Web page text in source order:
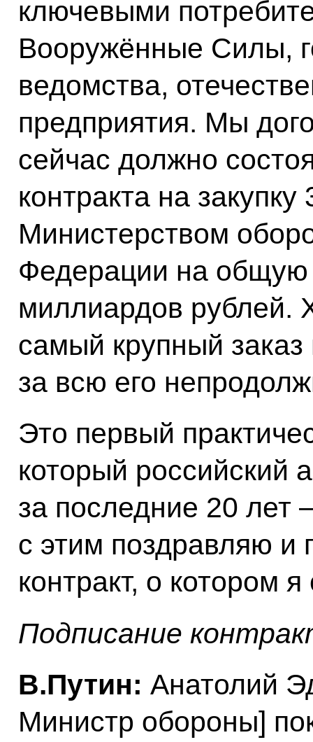
ключевыми
Вооружённые Силы,
ведомства,
предприятия. Мы
сейчас должно
контракта на
Министерством
Федерации на общую
миллиардов рублей.
самый крупный
за всю его
Это первый
который российский
за последние 20 лет
с этим поздравляю и
контракт, о котором
Подписание
В.Путин: Анатолий
Министр обороны]